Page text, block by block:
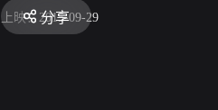
上映： 2015-09-29
分享